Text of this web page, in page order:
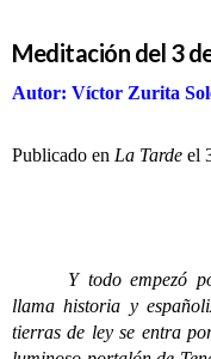
Meditación del 3
Autor: Víctor Zurita
Publicado en La Tarde el
Y todo empezó
llama historia y
tierras de ley se entra